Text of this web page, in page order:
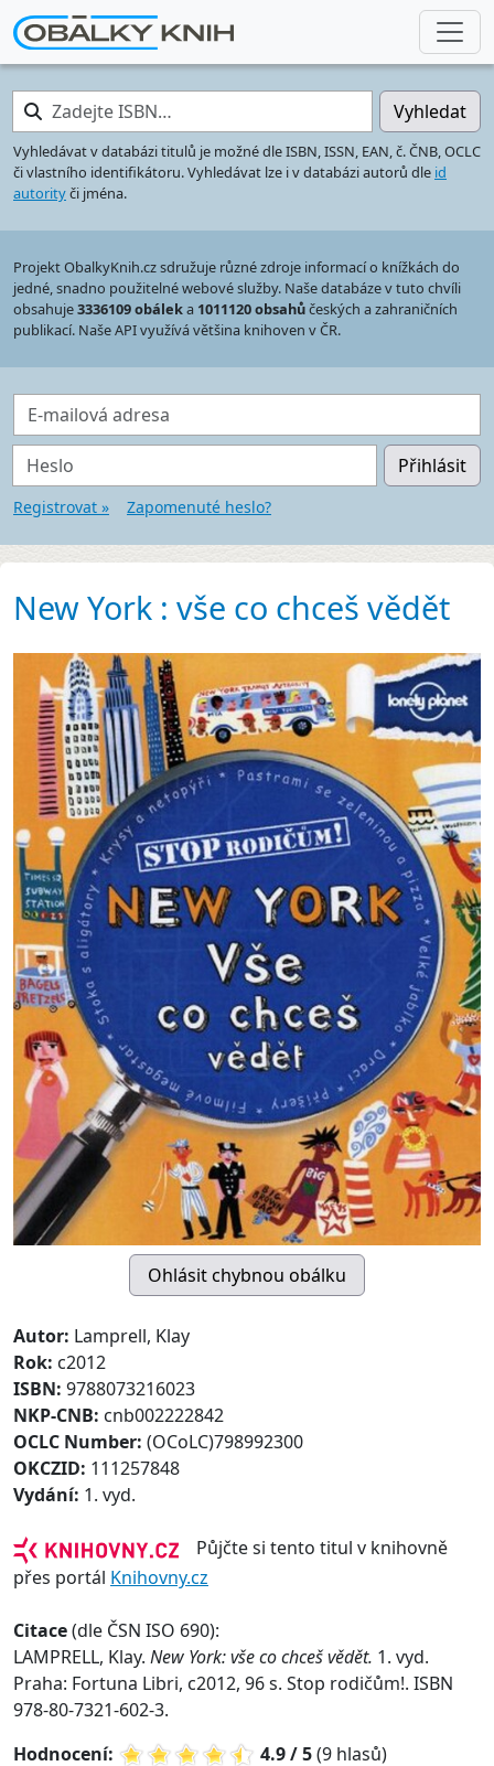
Zadejte ISBN… Vyhledat
Vyhledávat v databázi titulů je možné dle ISBN, ISSN, EAN, č. ČNB, OCLC
či vlastního identifikátoru. Vyhledávat lze i v databázi autorů dle id
autorityči jména.
Projekt ObalkyKnih.cz sdružuje různé zdroje informací o knížkách do
jedné, snadno použitelné webové služby. Naše databáze v tuto chvíli
obsahuje3336109 obáleka 1011120 obsahůčeských a zahraničních
publikací. Naše API využívá většina knihoven v ČR.
E-mailová adresa
Heslo Přihlásit
Registrovat » Zapomenuté heslo?
New York : vše co chceš vědět
Autor: Lamprell, Klay
Rok: c2012
ISBN: 9788073216023
NKP-CNB: cnb002222842
OCLC Number: (OCoLC)798992300
OKCZID: 111257848
Vydání: 1. vyd.
Půjčte si tento titul v knihovně
přes portál Knihovny.cz
Citace(dle ČSN ISO 690):
LAMPRELL, Klay. New York: vše co chceš vědět. 1. vyd.
Praha: Fortuna Libri, c2012, 96 s. Stop rodičům!. ISBN
978-80-7321-602-3.
Hodnocení:
4.9 / 5(9 hlasů)